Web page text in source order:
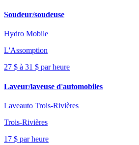
Soudeur/soudeuse
Hydro Mobile
L'Assomption
27 $ à 31 $ par heure
Laveur/laveuse d'automobiles
Laveauto Trois-Rivières
Trois-Rivières
17 $ par heure